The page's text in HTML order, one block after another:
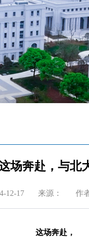
场奔赴，与北
12-17 来源： 作
这场奔赴，